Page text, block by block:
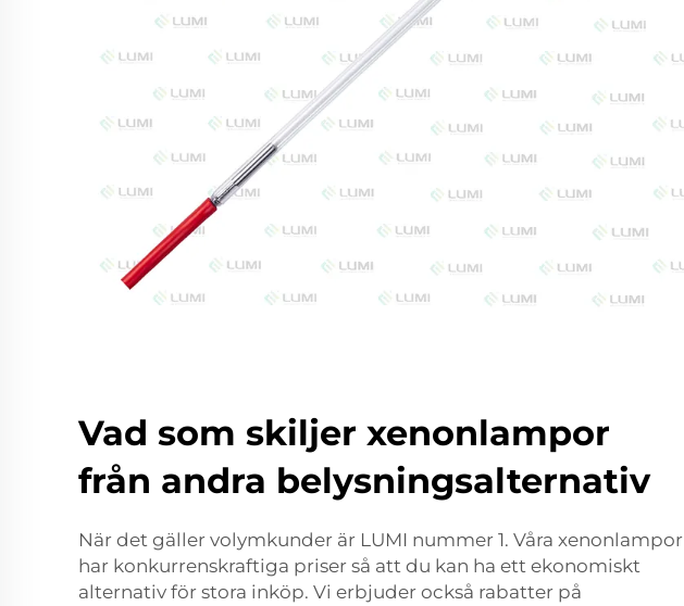
Vad som skiljer xenonlampor
från andra belysningsalternativ
När det gäller volymkunder är LUMI nummer 1. Våra xenonlampor
har konkurrenskraftiga priser så att du kan ha ett ekonomiskt
alternativ för stora inköp. Vi erbjuder också rabatter på